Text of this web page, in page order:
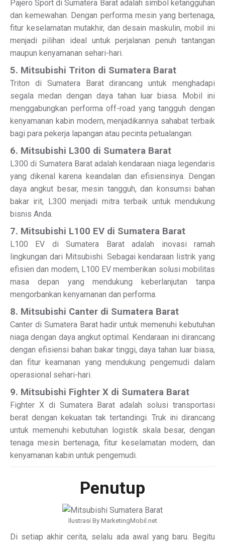
Pajero Sport di Sumatera Barat adalah simbol ketangguhan
dan kemewahan. Dengan performa mesin yang bertenaga,
fitur keselamatan mutakhir, dan desain maskulin, mobil ini
menjadi pilihan ideal untuk perjalanan penuh tantangan
maupun kenyamanan sehari-hari.
5. Mitsubishi Triton di Sumatera Barat
Triton di Sumatera Barat dirancang untuk menghadapi
segala medan dengan daya tahan luar biasa. Mobil ini
menggabungkan performa off-road yang tangguh dengan
kenyamanan kabin modern, menjadikannya sahabat terbaik
bagi para pekerja lapangan atau pecinta petualangan.
6. Mitsubishi L300 di Sumatera Barat
L300 di Sumatera Barat adalah kendaraan niaga legendaris
yang dikenal karena keandalan dan efisiensinya. Dengan
daya angkut besar, mesin tangguh, dan konsumsi bahan
bakar irit, L300 menjadi mitra terbaik untuk mendukung
bisnis Anda.
7. Mitsubishi L100 EV di Sumatera Barat
L100 EV di Sumatera Barat adalah inovasi ramah
lingkungan dari Mitsubishi. Sebagai kendaraan listrik yang
efisien dan modern, L100 EV memberikan solusi mobilitas
masa depan yang mendukung keberlanjutan tanpa
mengorbankan kenyamanan dan performa.
8. Mitsubishi Canter di Sumatera Barat
Canter di Sumatera Barat hadir untuk memenuhi kebutuhan
niaga dengan daya angkut optimal. Kendaraan ini dirancang
dengan efisiensi bahan bakar tinggi, daya tahan luar biasa,
dan fitur keamanan yang mendukung pengemudi dalam
operasional sehari-hari.
9. Mitsubishi Fighter X di Sumatera Barat
Fighter X di Sumatera Barat adalah solusi transportasi
berat dengan kekuatan tak tertandingi. Truk ini dirancang
untuk memenuhi kebutuhan logistik skala besar, dengan
tenaga mesin bertenaga, fitur keselamatan modern, dan
kenyamanan kabin untuk pengemudi.
Penutup
Ilustrasi By MarketingMobil.net
Di setiap akhir cerita, selalu ada awal yang baru. Begitu